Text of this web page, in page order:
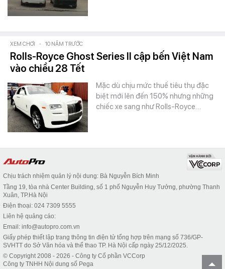
XEM CHƠI - 10 NĂM TRƯỚC
Rolls-Royce Ghost Series II cập bến Việt Nam
vào chiều 28 Tết
Mặc dù chịu mức thuế tiêu thụ đặc
biệt mới lên đến 150% nhưng những
chiếc xe sang như Rolls-Royce…
Chịu trách nhiệm quản lý nội dung: Bà Nguyễn Bích Minh
Tầng 19, tòa nhà Center Building, số 1 phố Nguyễn Huy Tưởng, phường Thanh
Xuân, TP.Hà Nội
Điện thoại: 024 7309 5555
Liên hệ quảng cáo:
Email: info@autopro.com.vn
Giấy phép thiết lập trang thông tin điện tử tổng hợp trên mạng số 736/GP-
SVHTT do Sở Văn hóa và thể thao TP. Hà Nội cấp ngày 25/12/2025.
© Copyright 2008 - 2026 - Công ty Cổ phần VCCorp
Công ty TNHH Nội dung số Pega